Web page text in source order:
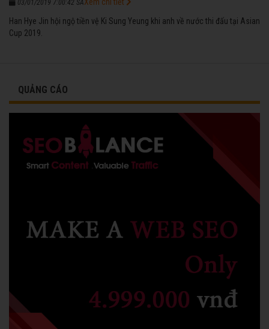
03/01/2019 7:00:42 SA
Han Hye Jin hội ngộ tiền vệ Ki Sung Yeung khi anh về nước thi đấu tại Asian
Cup 2019.
QUẢNG CÁO